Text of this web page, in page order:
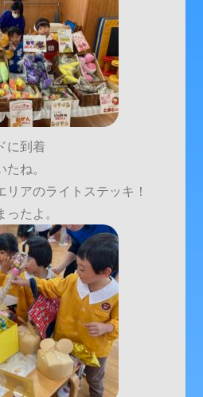
に到着
ね。
アのライトステッキ！
たよ。